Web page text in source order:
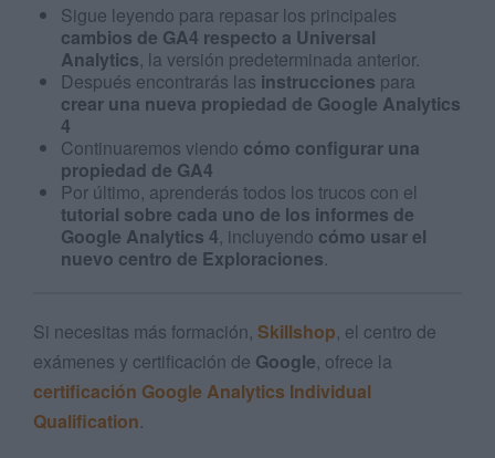
Sigue leyendo para repasar los principales
cambios de GA4 respecto a Universal
Analytics, la versión predeterminada anterior.
Después encontrarás las instrucciones para
crear una nueva propiedad de Google Analytics
4
Continuaremos viendo cómo configurar una
propiedad de GA4
Por último, aprenderás todos los trucos con el
tutorial sobre cada uno de los informes de
Google Analytics 4, incluyendo cómo usar el
nuevo centro de Exploraciones.
Si necesitas más formación, Skillshop, el centro de
exámenes y certificación de Google, ofrece la
certificación Google Analytics Individual
Qualification.